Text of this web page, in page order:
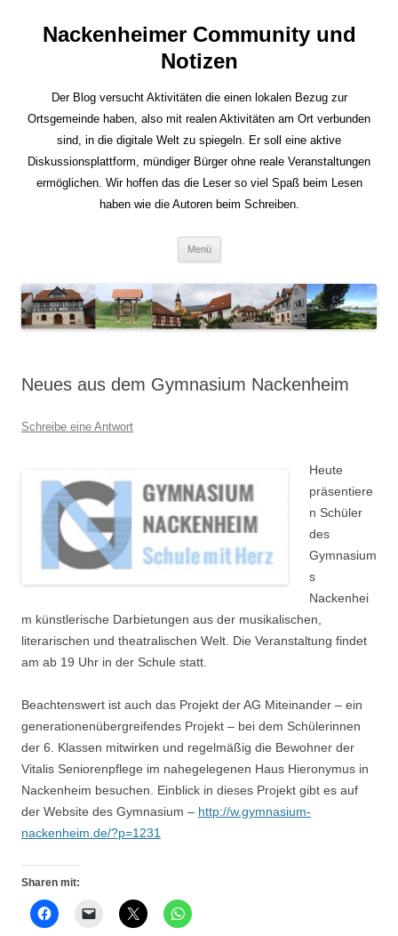
Nackenheimer Community und
Notizen
Der Blog versucht Aktivitäten die einen lokalen Bezug zur
Ortsgemeinde haben, also mit realen Aktivitäten am Ort verbunden
sind, in die digitale Welt zu spiegeln. Er soll eine aktive
Diskussionsplattform, mündiger Bürger ohne reale Veranstaltungen
ermöglichen. Wir hoffen das die Leser so viel Spaß beim Lesen
haben wie die Autoren beim Schreiben.
Menü
Neues aus dem Gymnasium Nackenheim
Schreibe eine Antwort
Heute
präsentiere
n Schüler
des
Gymnasium
s
Nackenhei
m künstlerische Darbietungen aus der musikalischen,
literarischen und theatralischen Welt. Die Veranstaltung findet
am ab 19 Uhr in der Schule statt.
Beachtenswert ist auch das Projekt der AG Miteinander – ein
generationenübergreifendes Projekt – bei dem Schülerinnen
der 6. Klassen mitwirken und regelmäßig die Bewohner der
Vitalis Seniorenpflege im nahegelegenen Haus Hieronymus in
Nackenheim besuchen. Einblick in dieses Projekt gibt es auf
der Website des Gymnasium – http://w.gymnasium-
nackenheim.de/?p=1231
Sharen mit: